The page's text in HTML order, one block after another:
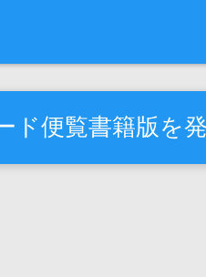
ド便覧書籍版を